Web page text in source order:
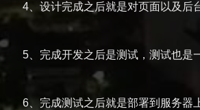
4、设计完成之后就是对页面以及后台
5、完成开发之后是测试，测试也是一
6、完成测试之后就是部署到服务器上